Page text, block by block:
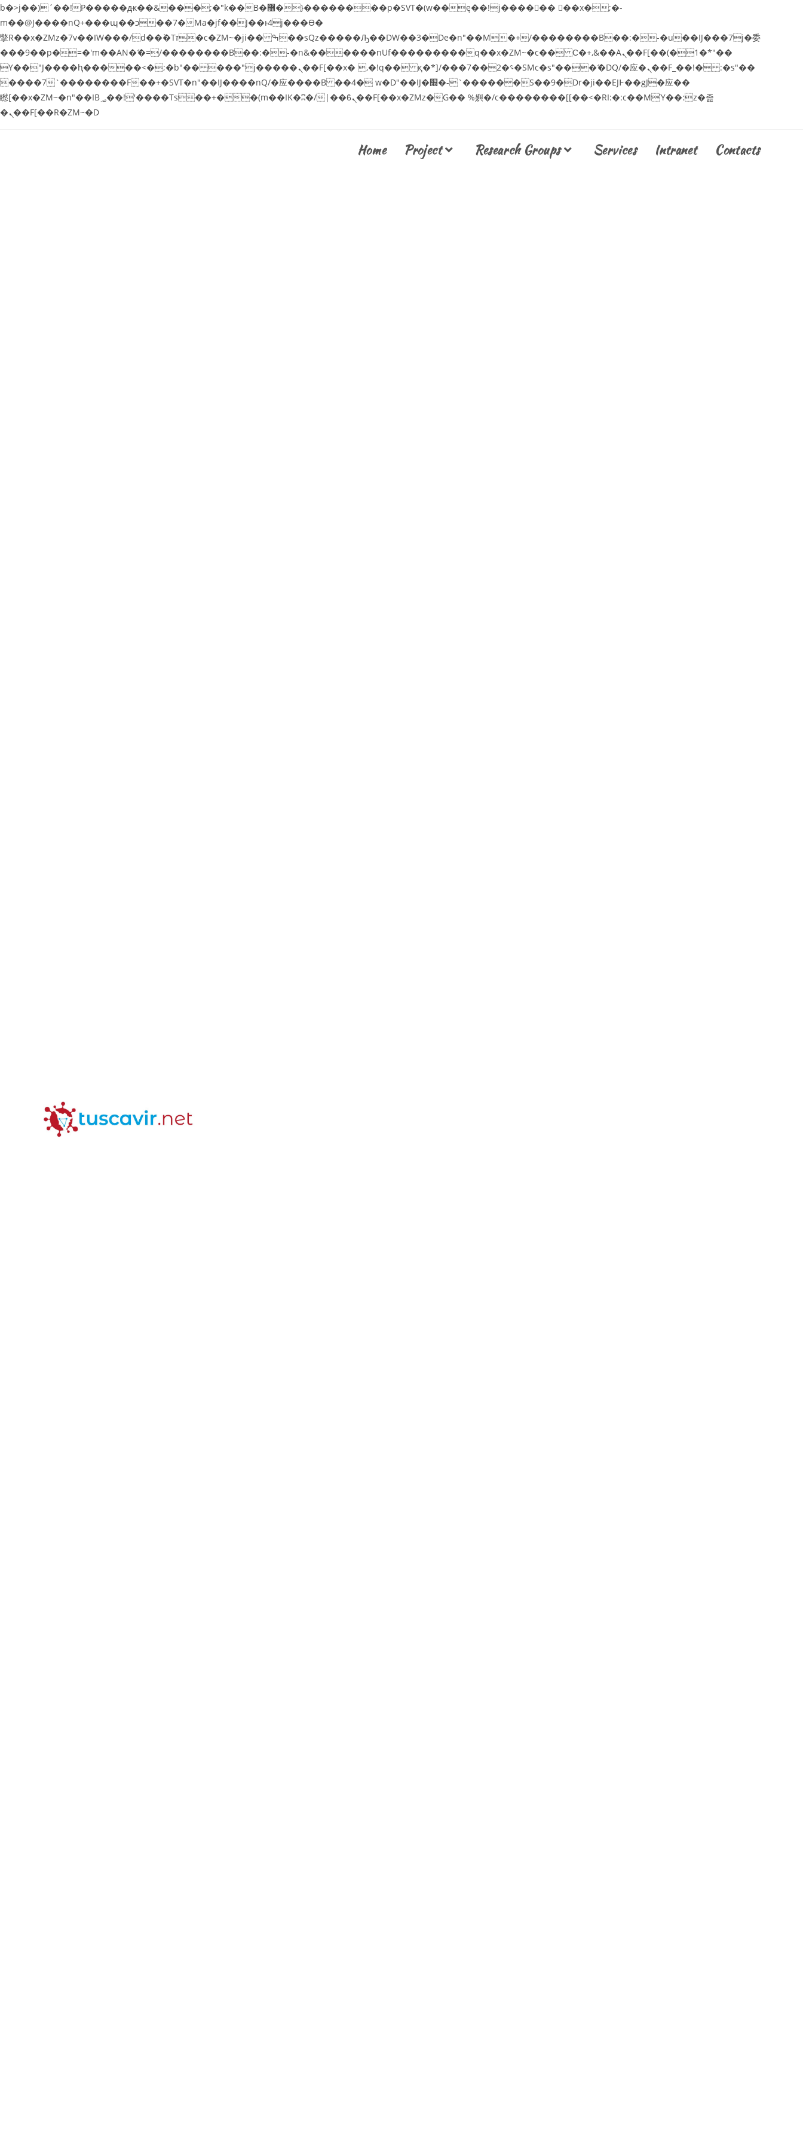
b�>j��)΄��!P�����ԫ��&���;�"k��B�޶�}��������p�SVT�(w��ę��!j������ ��x�;�-
m��@J����nQ+���պ��כ��7�Ma�jf��J��ͱ4j���Ѳ�
撆R��x�ZMz�7v��IW���/d��ٞ�Тז�c�ZM~�ji�� ߒ��sQz�����Ԡ��DW��3�De�n"��M�+/��������B��:�-�u��IJ���7j�委
���9��p�=�'m��AN�ޭ�=/��������B��:�-�n&������nUf���������q��x�ZM~�c�� Ϲ�+,&��Ὰܢ��F[��(�1�*"��
ϒ��"J����ԧ�����<�;�b"�� ���"j�����ܢ��F[��x� ,�!q�� қ�*]/���؝�2��7�SMc�s"���ޭ�DQ/�应�ܢ��F_��!� :�s"��
����7`��������F��+�SVT�n"��IJ����nQ/�应����B ��4� w�D"��IJ�׭�-`������S��9�Dr�ji��EJ߅��gJ�应��
矁[��x�ZM~�n"��IB؃��!'����Тѕ��+��(m��IK�ʭ�/|��ϐܢ��F[��x�ZMz�G�� %嬩�/c��������[[��<�RI:�:c��MΎ��:z�졾
�ܢ��F[��R�ZM~�D
Home Project Research Groups Services Intranet Contacts